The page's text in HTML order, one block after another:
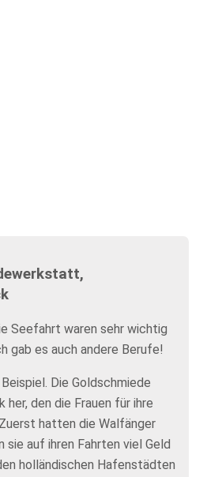
Seefahrt waren sehr wichtig
gab es auch andere Berufe!
Die Goldschmiede
den die Frauen für ihre
hatten die Walfänger
sie auf ihren Fahrten viel Geld
holländischen Hafenstädten